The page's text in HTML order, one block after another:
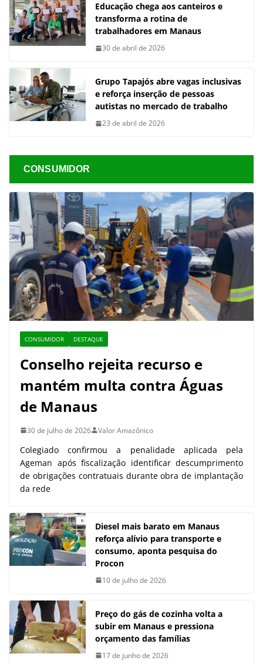
Educação chega aos canteiros e
transforma a rotina de
trabalhadores em Manaus
30 de abril de 2026
Grupo Tapajós abre vagas inclusivas
e reforça inserção de pessoas
autistas no mercado de trabalho
23 de abril de 2026
CONSUMIDOR
CONSUMIDOR DESTAQUE
Conselho rejeita recurso e
mantém multa contra Águas
de Manaus
30 de julho de 2026 Valor Amazônico
Colegiado confirmou a penalidade aplicada pela
Ageman após fiscalização identificar descumprimento
de obrigações contratuais durante obra de implantação
da rede
Diesel mais barato em Manaus
reforça alívio para transporte e
consumo, aponta pesquisa do
Procon
10 de julho de 2026
Preço do gás de cozinha volta a
subir em Manaus e pressiona
orçamento das famílias
17 de junho de 2026